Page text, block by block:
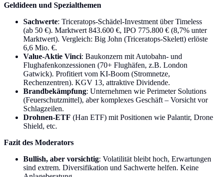
Geldideen und Spezialthemen
Sachwerte: Triceratops-Schädel-Investment über Timeless
(ab 50 €). Marktwert 843.600 €, IPO 775.800 € (8,7% unter
Marktwert). Vergleich: Big John (Triceratops-Skelett) erlöste
6,6 Mio. €.
Value-Aktie Vinci: Baukonzern mit Autobahn- und
Flughafenkonzessionen (70+ Flughäfen, z.B. London
Gatwick). Profitiert vom KI-Boom (Stromnetze,
Rechenzentren). KGV 13, attraktive Dividende.
Brandbekämpfung: Unternehmen wie Perimeter Solutions
(Feuerschutzmittel), aber komplexes Geschäft – Vorsicht vor
Schlagzeilen.
Drohnen-ETF (Han ETF) mit Positionen wie Palantir, Drone
Shield, etc.
Fazit des Moderators
Bullish, aber vorsichtig: Volatilität bleibt hoch, Erwartungen
sind extrem. Diversifikation und Sachwerte helfen. Keine